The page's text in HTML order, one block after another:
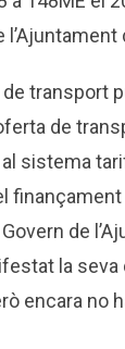
l’Ajuntament
transport
de
sistema
finançament
de
la
encara no